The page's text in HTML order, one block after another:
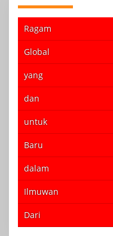
Ragam
Global
yang
dan
untuk
Baru
dalam
Ilmuwan
Dari